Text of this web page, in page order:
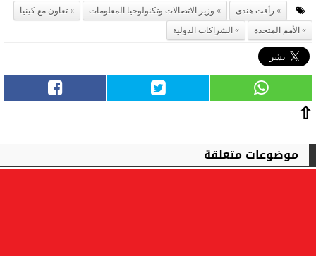
رأفت هندى وزير الاتصالات وتكنولوجيا المعلومات
تعاون مع كينيا
الأمم المتحدة
الشراكات الدولية
⇧
موضوعات متعلقة